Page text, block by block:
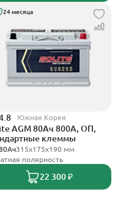
24 месяца
Южная Корея
AGM 80Ач 800А, ОП,
клеммы
315x175x190 мм
полярность
22 300 ₽